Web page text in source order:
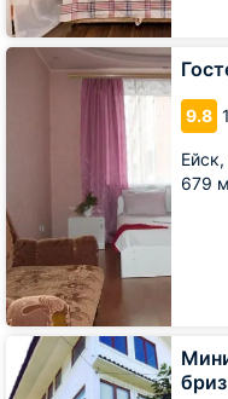
9.8
Ейск,
679
Гостевой
бриз
Мини-
гостиница
Азовский